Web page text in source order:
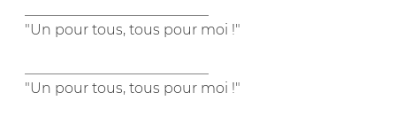
"Un pour tous, tous pour moi !"
"Un pour tous, tous pour moi !"